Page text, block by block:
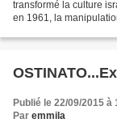
transformé la culture
en 1961, la
Publié le 22/09/2015 à
Par emmila